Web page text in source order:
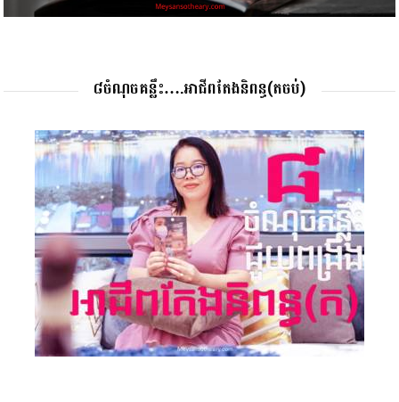
៨ចំណុចគន្លឹះ….អាជីពតែងនិពន្ធ(តចប់)